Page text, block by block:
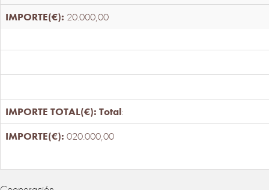
20.000,00
Total:
020.000,00